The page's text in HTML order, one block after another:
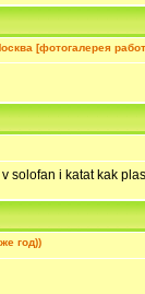
[фотогалерея
i katat kak
год))